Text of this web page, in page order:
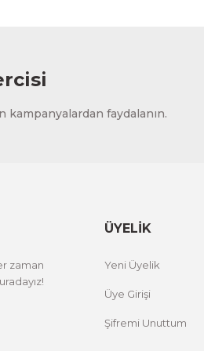
faydalanın.
zaman
ÜYELİK
Yeni Üyelik
Üye Girişi
Şifremi Unuttum